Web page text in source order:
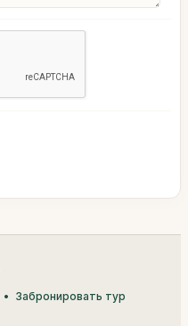
Забронировать тур